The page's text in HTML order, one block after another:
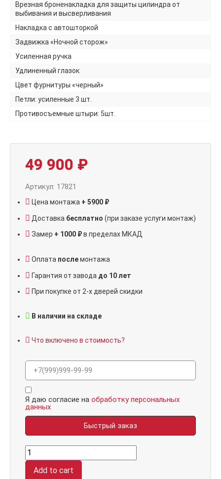
Врезная броненакладка для защиты цилиндра от
выбивания и высверливания
Накладка с автошторкой
Задвижка «Ночной сторож»
Усиленная ручка
Удлиненный глазок
Цвет фурнитуры «черный»
Петли: усиленные 3 шт.
Противосъемные штыри: 5шт.
49 900 ₽
Артикул: 17821
Цена монтажа + 5900 ₽
Доставка бесплатно (при заказе услуги монтаж)
Замер + 1000 ₽в пределах МКАД
Оплата послемонтажа
Гарантия от завода до 10 лет
При покупке от 2-х дверей скидки
В наличии на складе
Что включено в стоимость?
Я даю согласие на обработку персональных
данных
Быстрый заказ
Гранит
П1
Серая,
панель
Add to cart